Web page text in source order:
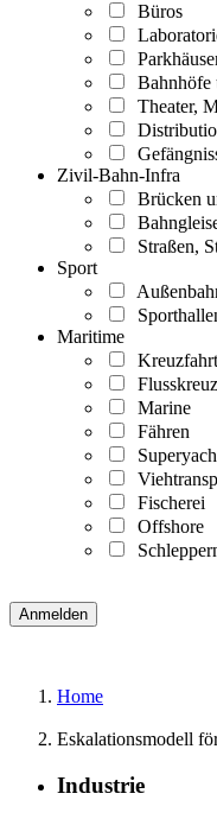
Büros
Bahnhöfe
Theater,
Zivil-Bahn-Infra
Brücken
Straßen,
Sport
Maritime
Marine
Fähren
Fischerei
Offshore
Home
Eskalationsmodell
Industrie